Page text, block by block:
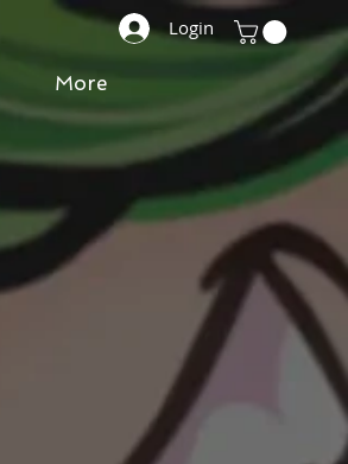
Login
More